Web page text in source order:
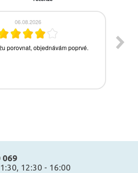
069
12:30 - 16:00